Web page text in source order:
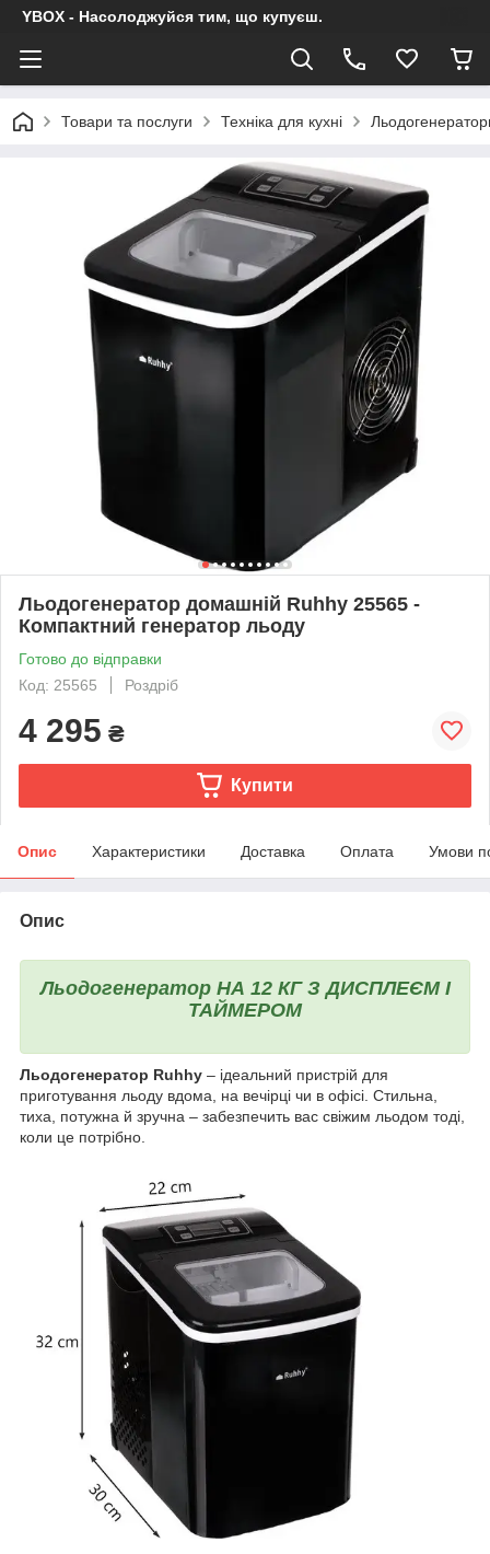
YBOX - Насолоджуйся тим, що купуєш.
Товари та послуги Техніка для кухні
Льодогенератор домашній Ruhhy 25565 -
Компактний генератор льоду
Готово до відправки
Код: 25565
Роздріб
4 295 ₴
Купити
Опис Характеристики Доставка Оплата Умови
Опис
Льодогенератор НА 12 КГ З ДИСПЛЕЄМ І
ТАЙМЕРОМ
Льодогенератор Ruhhy – ідеальний пристрій для
приготування льоду вдома, на вечірці чи в офісі. Стильна,
тиха, потужна й зручна – забезпечить вас свіжим льодом тоді,
коли це потрібно.